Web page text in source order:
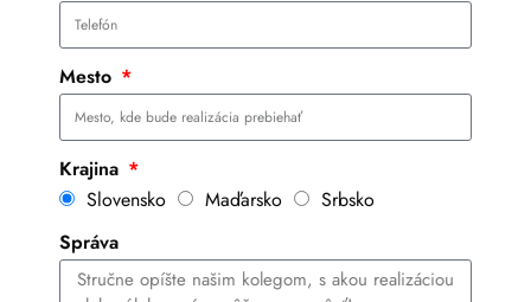
Mesto
Krajina
Slovensko
Maďarsko
Srbsko
Správa